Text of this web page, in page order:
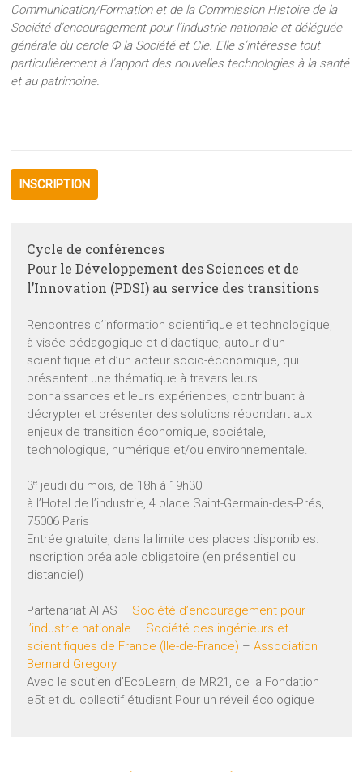
Communication/Formation et de la Commission Histoire de la
Société d’encouragement pour l’industrie nationale et déléguée
générale du cercle Ф la Société et Cie. Elle s’intéresse tout
particulièrement à l’apport des nouvelles technologies à la santé
et au patrimoine.
INSCRIPTION
Cycle de conférences
Pour le Développement des Sciences et de
l’Innovation (PDSI) au service des transitions
Rencontres d’information scientifique et technologique,
à visée pédagogique et didactique, autour d’un
scientifique et d’un acteur socio-économique, qui
présentent une thématique à travers leurs
connaissances et leurs expériences, contribuant à
décrypter et présenter des solutions répondant aux
enjeux de transition économique, sociétale,
technologique, numérique et/ou environnementale.
3e jeudi du mois, de 18h à 19h30
à l’Hotel de l’industrie, 4 place Saint-Germain-des-Prés,
75006 Paris
Entrée gratuite, dans la limite des places disponibles.
Inscription préalable obligatoire (en présentiel ou
distanciel)
Partenariat AFAS – Société d’encouragement pour
l’industrie nationale – Société des ingénieurs et
scientifiques de France (Ile-de-France) –Association
Bernard Gregory
Avec le soutien d’EcoLearn, de MR21, de la Fondation
e5t et du collectif étudiant Pour un réveil écologique